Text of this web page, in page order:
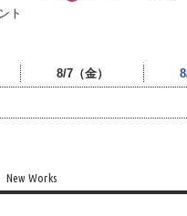
ト
8/7（金）
New Works